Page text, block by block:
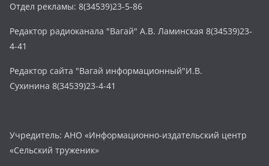
Отдел рекламы: 8(34539)23-5-86
Редактор радиоканала "Вагай" А.В. Ламинская 8(34539)23-
4-41
Редактор сайта "Вагай информационный"И.В.
Сухинина 8(34539)23-4-41
Учредитель: АНО «Информационно-издательский центр
«Сельский труженик»